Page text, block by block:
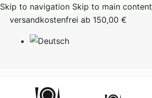
Skip to navigation Skip to main content
versandkostenfrei ab 150,00 €